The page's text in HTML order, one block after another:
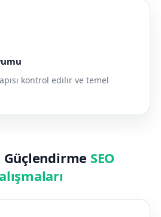
kontrol edilir ve temel
SEO